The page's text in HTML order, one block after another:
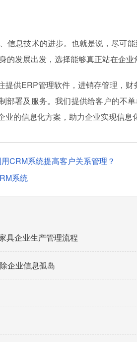
信息技术的进步。也就是说，尽可
的发展出发，选择能够真正站在企业
供ERP管理软件，进销存管理，财
部署及服务。我们提供给客户的不
的信息化方案，助力企业实现信息
CRM系统提高客户关系管理？
系统
具企业生产管理流程
企业信息孤岛